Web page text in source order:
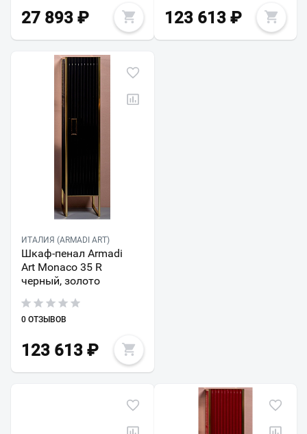
27 893 ₽ 123 613₽
ИТАЛИЯ (ARMADI ART)
Шкаф-пенал Armadi
Art Monaco 35 R
черный, золото
0 ОТЗЫВОВ
123 613 ₽